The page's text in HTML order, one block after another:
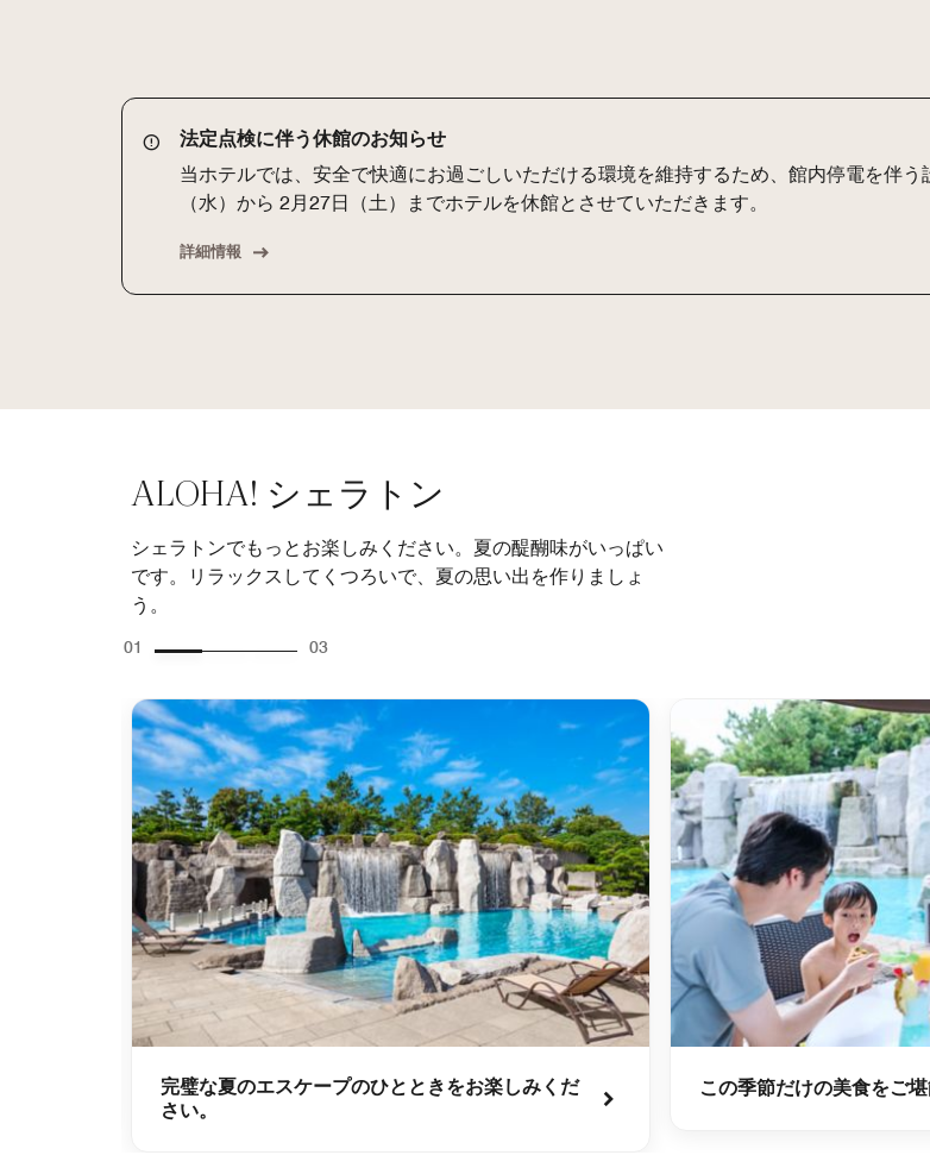
法定点検に伴う休館のお知らせ
当ホテルでは、安全で快適にお過ごしいただける環境を維持するため、館内停電を伴
（水）から 2月27日（土）までホテルを休館とさせていただきます。
詳細情報
ALOHA! シェラトン
シェラトンでもっとお楽しみください。夏の醍醐味がいっぱい
です。リラックスしてくつろいで、夏の思い出を作りましょ
う。
01 03
完璧な夏のエスケープのひとときをお楽しみくだ
さい。
この季節だけの美食をご堪